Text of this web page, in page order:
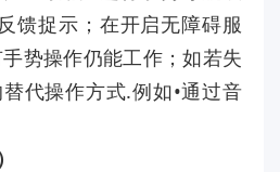
馈捉示；在开启无障碍服
势操作仍能工作；如若失
代操作方式.例如•通过音